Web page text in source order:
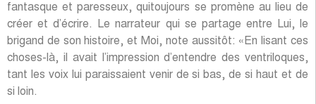
fantasque et paresseux, quitoujours se promène au lieu de
créer et d’écrire. Le narrateur qui se partage entre Lui, le
brigand de son histoire, et Moi, note aussitôt: «En lisant ces
choses-là, il avait l’impression d’entendre des ventriloques,
tant les voix lui paraissaient venir de si bas, de si haut et de
si loin.